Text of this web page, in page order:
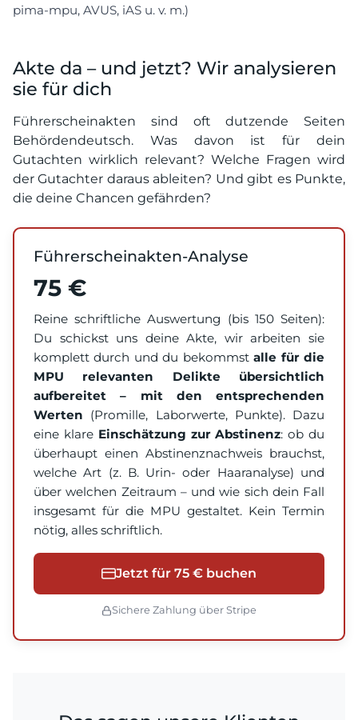
pima-mpu, AVUS, iAS u. v. m.)
Akte da – und jetzt? Wir analysieren
sie für dich
Führerscheinakten sind oft dutzende Seiten
Behördendeutsch. Was davon ist für dein
Gutachten wirklich relevant? Welche Fragen wird
der Gutachter daraus ableiten? Und gibt es Punkte,
die deine Chancen gefährden?
Führerscheinakten-Analyse
75 €
Reine schriftliche Auswertung (bis 150 Seiten):
Du schickst uns deine Akte, wir arbeiten sie
komplett durch und du bekommstalle für die
MPU relevanten Delikte übersichtlich
aufbereitet – mit den entsprechenden
Werten (Promille, Laborwerte, Punkte). Dazu
eine klare Einschätzung zur Abstinenz: ob du
überhaupt einen Abstinenznachweis brauchst,
welche Art (z. B. Urin- oder Haaranalyse) und
über welchen Zeitraum – und wie sich dein Fall
insgesamt für die MPU gestaltet. Kein Termin
nötig, alles schriftlich.
Jetzt für 75 € buchen
Sichere Zahlung über Stripe